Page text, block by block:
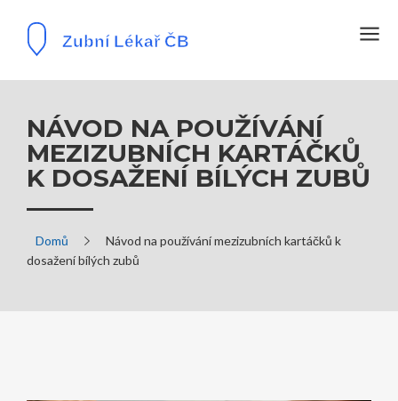
NÁVOD NA POUŽÍVÁNÍ
MEZIZUBNÍCH KARTÁČKŮ
K DOSAŽENÍ BÍLÝCH ZUBŮ
Domů
Návod na používání mezizubních kartáčků k
dosažení bílých zubů